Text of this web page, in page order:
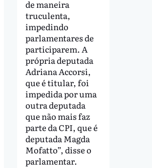
de maneira
truculenta,
impedindo
parlamentares de
participarem. A
própria deputada
Adriana Accorsi,
que é titular, foi
impedida por uma
outra deputada
que não mais faz
parte da CPI, que é
deputada Magda
Mofatto”, disse o
parlamentar.